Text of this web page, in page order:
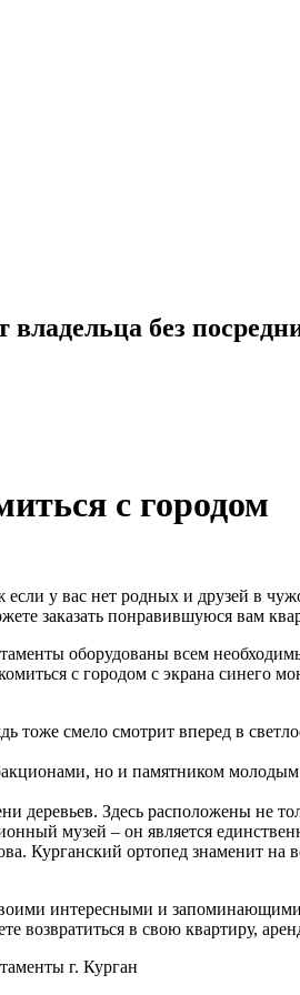
без
с городом
у вас нет родных и друзей в
заказать понравившуюся вам
оборудованы всем
с городом с экрана
смело смотрит вперед в
но и памятником молодым
деревьев. Здесь расположены не
музей – он является
Курганский ортопед знаменит на
интересными и
возвратиться в свою квартиру,
г. Курган